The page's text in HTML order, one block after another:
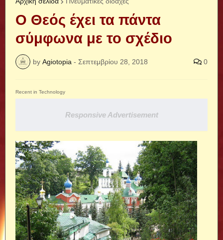
Ο Θεός έχει τα πάντα
σύμφωνα με το σχέδιο
by Agiotopia - Σεπτεμβρίου 28, 2018 0
Recent in Technology
Responsive Advertisement